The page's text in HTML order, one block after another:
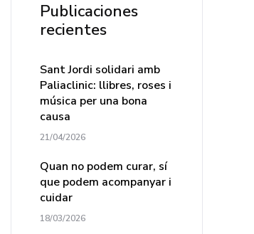
Publicaciones
recientes
Sant Jordi solidari amb
Paliaclinic: llibres, roses i
música per una bona
causa
21/04/2026
Quan no podem curar, sí
que podem acompanyar i
cuidar
18/03/2026